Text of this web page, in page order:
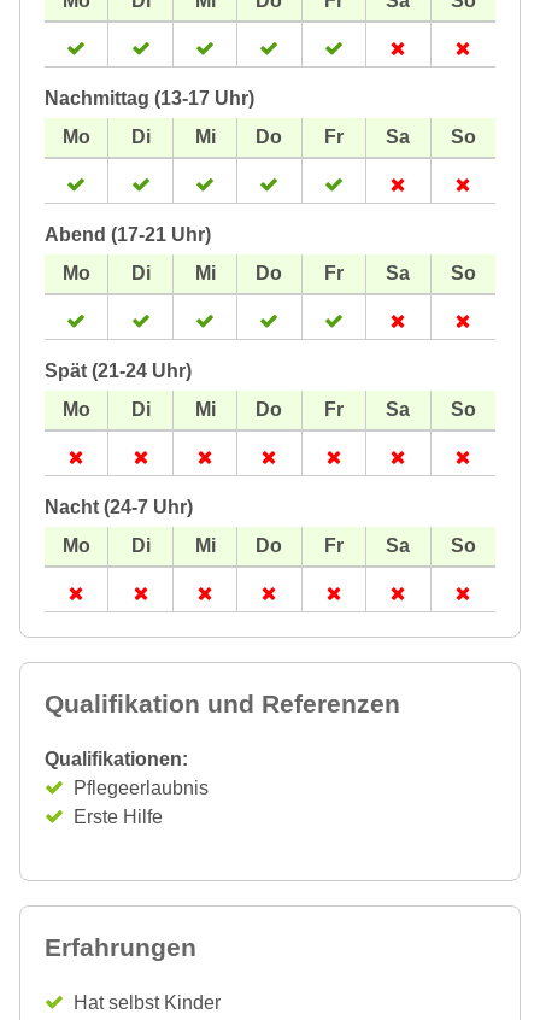
Nachmittag (13-17 Uhr)
Abend (17-21 Uhr)
Spät (21-24 Uhr)
Nacht (24-7 Uhr)
Qualifikation und Referenzen
Qualifikationen:
Pflegeerlaubnis
Erste Hilfe
Erfahrungen
Hat selbst Kinder